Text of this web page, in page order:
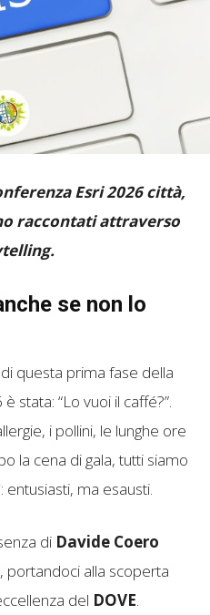
Esri 2026 città,
raccontati attraverso
se non lo
questa prima fase della
stata: “Lo vuoi il caffé?”.
i pollini, le lunghe ore
la cena di gala, tutti siamo
entusiasti, ma esausti.
di Davide Coero
portandoci alla scoperta
del DOVE.